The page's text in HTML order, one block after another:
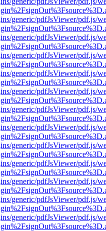
generic/pdfJsViewer/pdf.js/
generic/pdfJsViewer/pdf.js/
generic/pdfJsViewer/pdf.js/
generic/pdfJsViewer/pdf.js/
generic/pdfJsViewer/pdf.js/
generic/pdfJsViewer/pdf.js/
generic/pdfJsViewer/pdf.js/
generic/pdfJsViewer/pdf.js/
generic/pdfJsViewer/pdf.js/
generic/pdfJsViewer/pdf.js/
generic/pdfJsViewer/pdf.js/
generic/pdfJsViewer/pdf.js/